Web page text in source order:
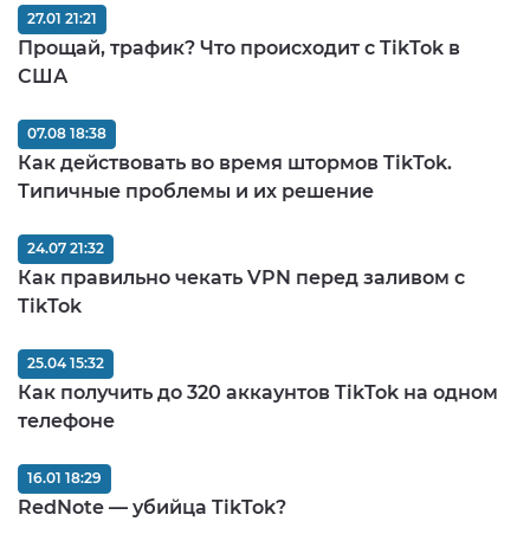
Прощай, трафик? Что происходит с TikTok в
США
27.01 21:21
Как действовать во время штормов TikTok.
Типичные проблемы и их решение
07.08 18:38
Как правильно чекать VPN перед заливом c
TikTok
24.07 21:32
Как получить до 320 аккаунтов TikTok на одном
телефоне
25.04 15:32
RedNote — убийца TikTok?
16.01 18:29